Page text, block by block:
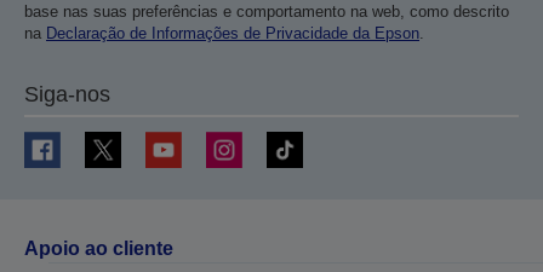
base nas suas preferências e comportamento na web, como descrito
na Declaração de Informações de Privacidade da Epson
Siga-nos
Apoio ao cliente